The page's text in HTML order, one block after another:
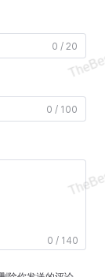
0 / 20
0 / 100
0 / 140